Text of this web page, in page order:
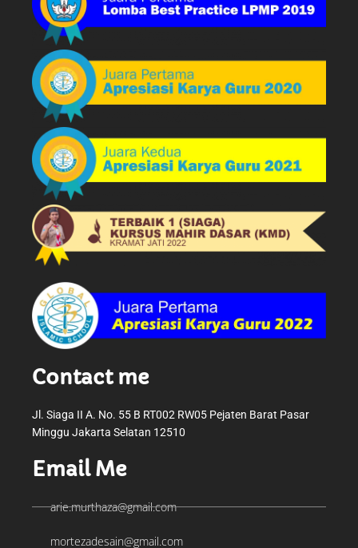
Contact me
Jl. Siaga II A. No. 55 B RT002 RW05 Pejaten Barat Pasar
Minggu Jakarta Selatan 12510
Email Me
arie.murthaza@gmail.com
mortezadesain@gmail.com